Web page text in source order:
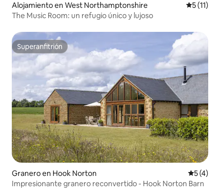
Alojamiento en West Northamptonshire
5 (11)
The Music Room: un refugio único y lujoso
Superanfitrión
Superanfitrión
Granero en Hook Norton
5 (4)
Impresionante granero reconvertido - Hook Norton Barn